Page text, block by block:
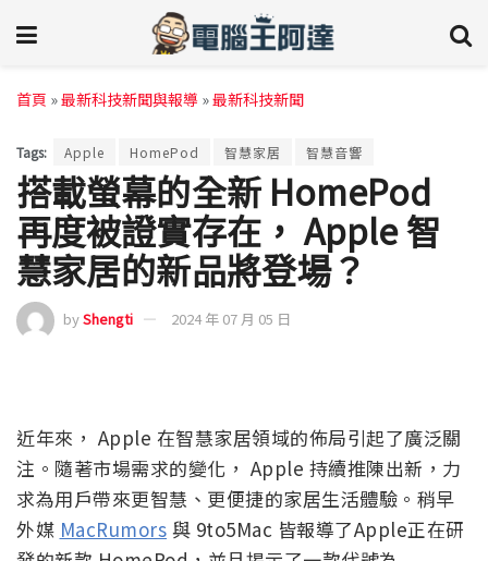
首頁 »最新科技新聞與報導 »最新科技新聞
Tags: Apple HomePod 智慧家居 智慧音響
搭載螢幕的全新 HomePod
再度被證實存在， Apple 智
慧家居的新品將登場？
byShengti 2024 年 07 月 05 日
近年來， Apple 在智慧家居領域的佈局引起了廣泛關
注。隨著市場需求的變化， Apple 持續推陳出新，力
求為用戶帶來更智慧、更便捷的家居生活體驗。稍早
外媒 MacRumors 與 9to5Mac 皆報導了Apple正在研